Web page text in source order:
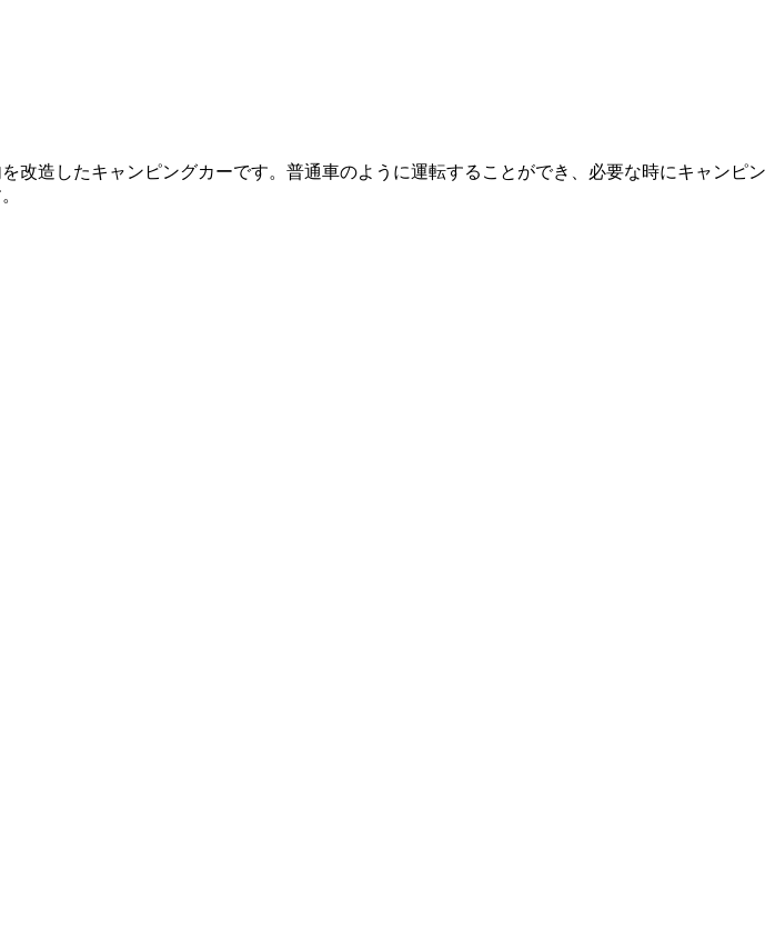
造したキャンピングカーです。普通車のように運転することができ、必要な時にキャンピン